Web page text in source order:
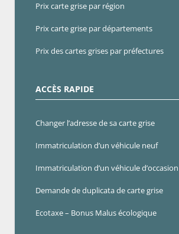
Prix carte grise par région
Prix carte grise par départements
Prix des cartes grises par préfectures
ACCÈS RAPIDE
Changer l’adresse de sa carte grise
Immatriculation d’un véhicule neuf
Immatriculation d’un véhicule d’occasion
Demande de duplicata de carte grise
Ecotaxe – Bonus Malus écologique